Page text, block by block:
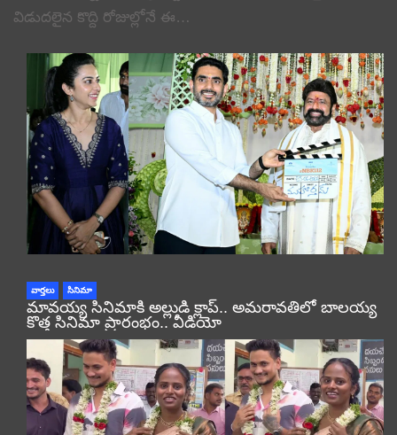
విడుదలైన కొద్ది రోజుల్లోనే ఈ…
వార్తలు సినిమా
మావయ్య సినిమాకి అల్లుడి క్లాప్.. అమరావతిలో బాలయ్య
కొత్త సినిమా ప్రారంభం.. వీడియో